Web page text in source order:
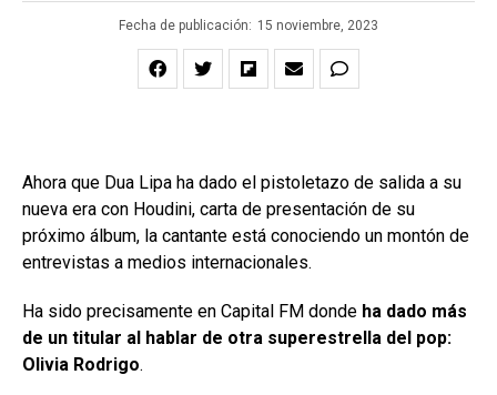
Fecha de publicación: 15 noviembre, 2023
Ahora que Dua Lipa ha dado el pistoletazo de salida a su
nueva era con Houdini, carta de presentación de su
próximo álbum, la cantante está conociendo un montón de
entrevistas a medios internacionales.
Ha sido precisamente en Capital FM donde ha dado más
de un titular al hablar de otra superestrella del pop:
Olivia Rodrigo.